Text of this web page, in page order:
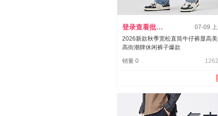
登录查看批发价
07-09
2026新款秋季宽松直筒牛仔裤显高
高街潮牌休闲裤子爆款
销量 0